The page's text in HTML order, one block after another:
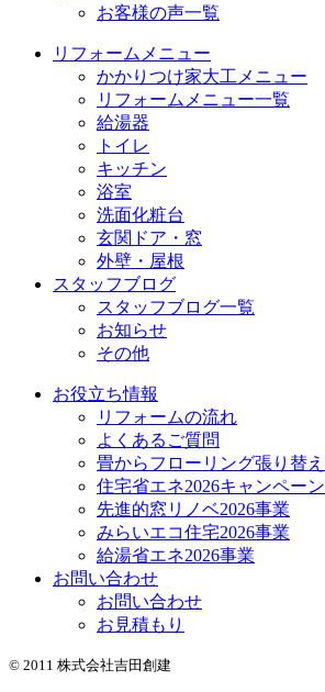
お客様の声一覧
リフォームメニュー
かかりつけ家大工メニュー
リフォームメニュー一覧
給湯器
トイレ
キッチン
浴室
洗面化粧台
玄関ドア・窓
外壁・屋根
スタッフブログ
スタッフブログ一覧
お知らせ
その他
お役立ち情報
リフォームの流れ
よくあるご質問
畳からフローリング張り替え
住宅省エネ2026キャンペーン
先進的窓リノベ2026事業
みらいエコ住宅2026事業
給湯省エネ2026事業
お問い合わせ
お問い合わせ
お見積もり
© 2011 株式会社吉田創建